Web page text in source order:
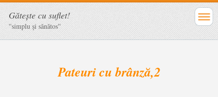
Găteşte cu suflet!
''simplu şi sănătos''
Pateuri cu brânză,2